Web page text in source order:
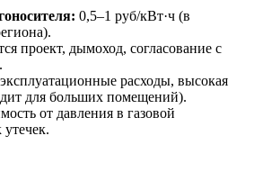
0,5–1 руб/кВт·ч (в
проект, дымоход, согласование с
расходы, высокая
для больших помещений).
от давления в газовой